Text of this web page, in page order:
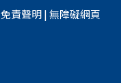
免責聲明|無障礙網頁